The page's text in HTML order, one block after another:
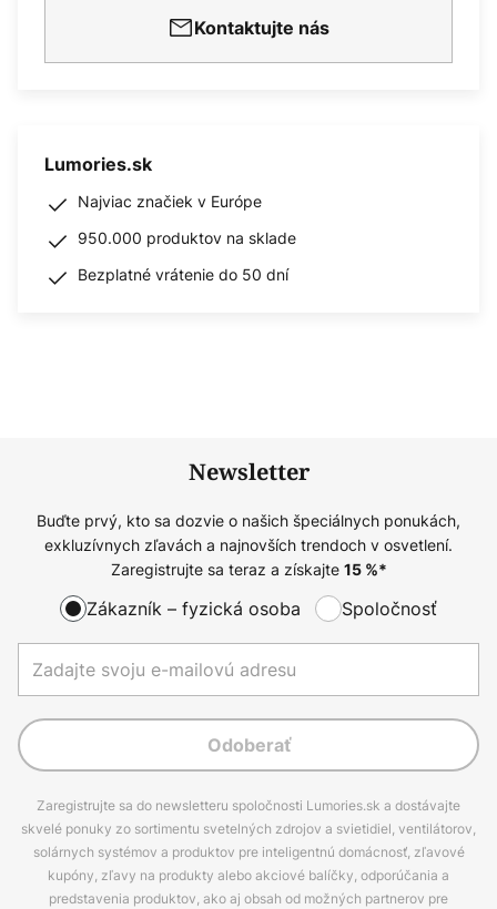
Kontaktujte nás
Lumories.sk
Najviac značiek v Európe
950.000 produktov na sklade
Bezplatné vrátenie do 50 dní
Newsletter
Buďte prvý, kto sa dozvie o našich špeciálnych ponukách,
exkluzívnych zľavách a najnovších trendoch v osvetlení.
Zaregistrujte sa teraz a získajte 15%*
Zákazník – fyzická osoba Spoločnosť
Odoberať
Zaregistrujte sa do newsletteru spoločnosti Lumories.sk a dostávajte
skvelé ponuky zo sortimentu svetelných zdrojov a svietidiel, ventilátorov,
solárnych systémov a produktov pre inteligentnú domácnosť, zľavové
kupóny, zľavy na produkty alebo akciové balíčky, odporúčania a
predstavenia produktov, ako aj obsah od možných partnerov pre